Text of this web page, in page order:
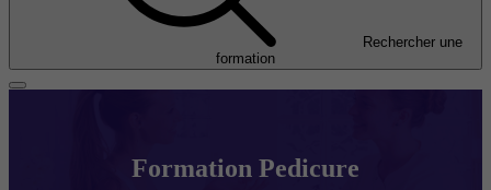
Rechercher une
formation
Formation Pedicure